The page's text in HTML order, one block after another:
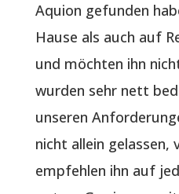
Aquion gefunden
Hause als auch auf
und möchten ihn
wurden sehr nett
unseren
nicht allein gelassen,
empfehlen ihn auf